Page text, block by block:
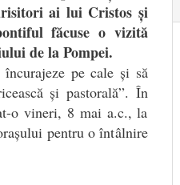
ai lui Cristos și
făcuse o vizită
de la Pompei.
pe cale și să
și pastorală”. În
o vineri, 8 mai a.c., la
pentru o întâlnire